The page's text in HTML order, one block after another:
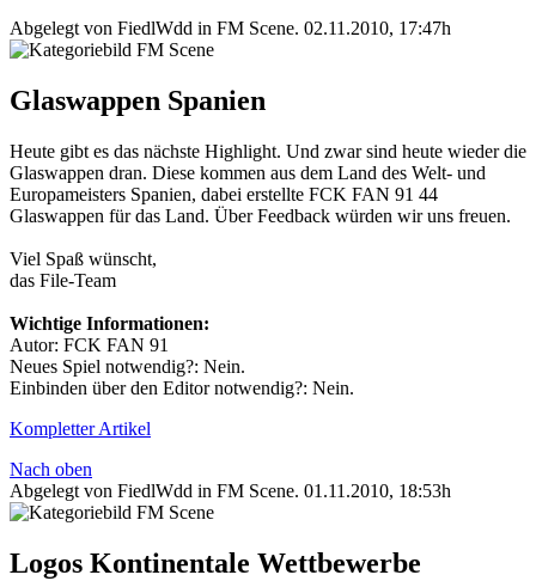
Abgelegt von FiedlWdd in FM Scene. 02.11.2010, 17:47h
Glaswappen Spanien
Heute gibt es das nächste Highlight. Und zwar sind heute wieder die
Glaswappen dran. Diese kommen aus dem Land des Welt- und
Europameisters Spanien, dabei erstellte FCK FAN 91 44
Glaswappen für das Land. Über Feedback würden wir uns freuen.
Viel Spaß wünscht,
das File-Team
Wichtige Informationen:
Autor: FCK FAN 91
Neues Spiel notwendig?: Nein.
Einbinden über den Editor notwendig?: Nein.
Kompletter Artikel
Nach oben
Abgelegt von FiedlWdd in FM Scene. 01.11.2010, 18:53h
Logos Kontinentale Wettbewerbe